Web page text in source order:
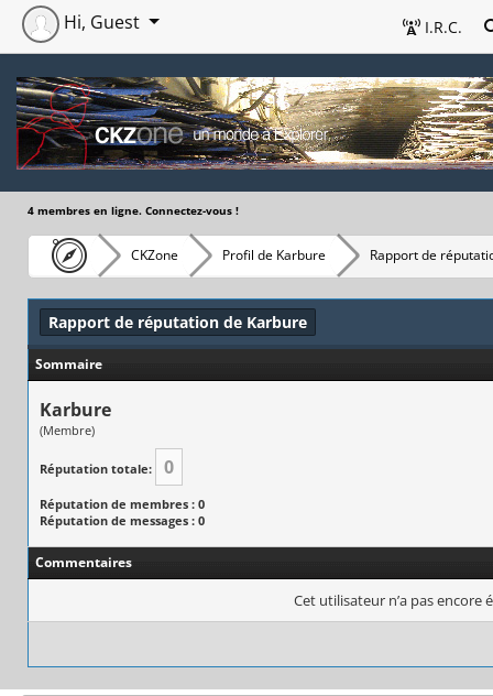
I.R.C.
Hi, Guest
4 membres en ligne. Connectez-vous !
CKZone Profil de Karbure Rapport de
Rapport de réputation de Karbure
Sommaire
Karbure
(Membre)
Réputation totale: 0
Réputation de membres : 0
Réputation de messages : 0
Commentaires
Cet utilisateur n’a pas encore